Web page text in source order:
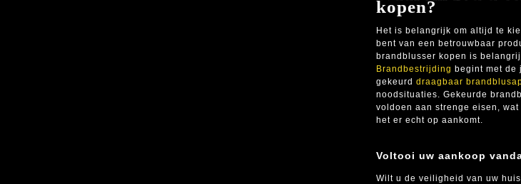
kopen?
Het is belangrijk om altijd te
bent van een betrouwbaar
brandblusser kopen is
Brandbestrijding begint met de
gekeurd draagbaar
noodsituaties. Gekeurde
voldoen aan strenge eisen,
het er echt op aankomt.
Voltooi uw aankoop
Wilt u de veiligheid van uw